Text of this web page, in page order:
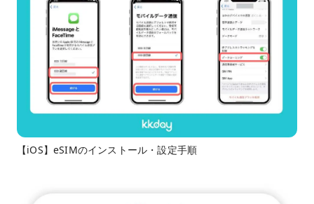
【iOS】eSIMのインストール・設定手順